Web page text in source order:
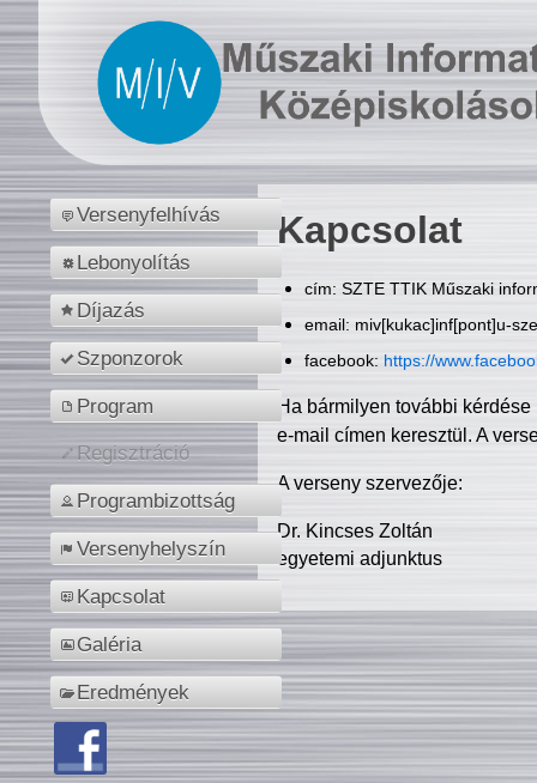
Versenyfelhívás
Lebonyolítás
Díjazás
Szponzorok
Program
Regisztráció
Programbizottság
Versenyhelyszín
Kapcsolat
Galéria
Eredmények
Kapcsolat
cím: SZTE TTIK Műszaki
email: miv[kukac]inf[pont]u-
facebook: https://
Ha bármilyen további
e-mail címen keresztül. A
A verseny szervezője:
Dr. Kincses Zoltán
egyetemi adjunktus